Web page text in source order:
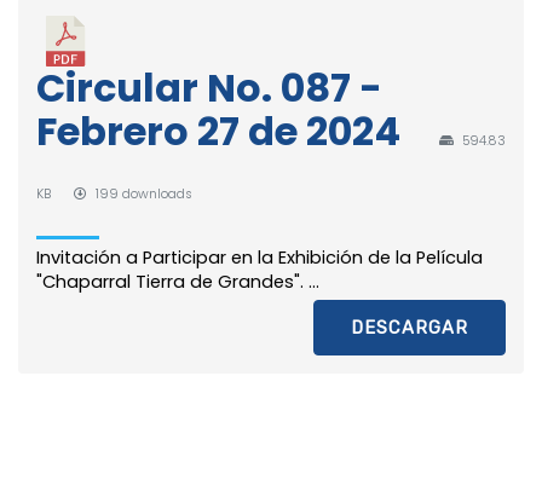
Circular No. 087 -
Febrero 27 de 2024
594.83
KB 199 downloads
Invitación a Participar en la Exhibición de la Película
"Chaparral Tierra de Grandes". ...
DESCARGAR